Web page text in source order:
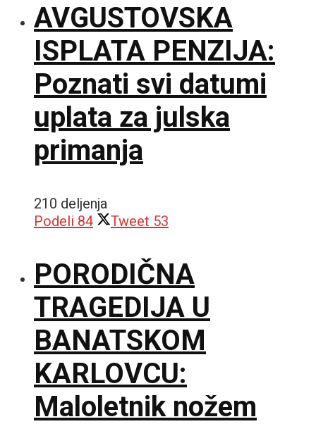
AVGUSTOVSKA
ISPLATA PENZIJA:
Poznati svi datumi
uplata za julska
primanja
210 deljenja
Podeli 84 Tweet 53
PORODIČNA
TRAGEDIJA U
BANATSKOM
KARLOVCU:
Maloletnik nožem